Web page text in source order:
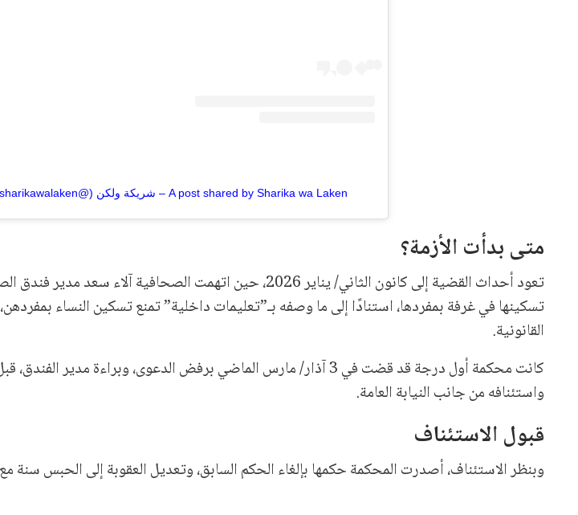
A post shared by Sharika wa Laken – شريكة ولكن (@sharikawalaken)
متى بدأت الأزمة؟
تعود أحداث القضية إلى كانون الثاني/ يناير 2026، حين اتهمت الصحافية
تسكينها في غرفة بمفردها، استنادًا إلى ما وصفه بـ”تعليمات داخلية” تمنع تسكين النساء
القانونية.
كانت محكمة أول درجة قد قضت في 3 آذار/ مارس الماضي برفض الدعوى، وبراءة
واستئنافه من جانب النيابة العامة.
قبول الاستئناف
وبنظر الاستئناف، أصدرت المحكمة حكمها بإلغاء الحكم السابق، وتعديل العقوبة إلى الحبس سنة مع الشغل